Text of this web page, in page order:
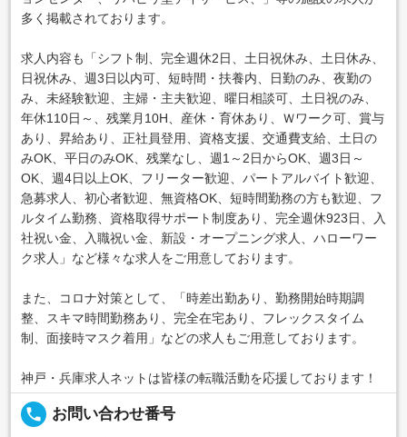
多く掲載されております。
求人内容も「シフト制、完全週休2日、土日祝休み、土日休み、
日祝休み、週3日以内可、短時間・扶養内、日勤のみ、夜勤の
み、未経験歓迎、主婦・主夫歓迎、曜日相談可、土日祝のみ、
年休110日～、残業月10H、産休・育休あり、Ｗワーク可、賞与
あり、昇給あり、正社員登用、資格支援、交通費支給、土日の
みOK、平日のみOK、残業なし、週1～2日からOK、週3日～
OK、週4日以上OK、フリーター歓迎、パートアルバイト歓迎、
急募求人、初心者歓迎、無資格OK、短時間勤務の方も歓迎、フ
ルタイム勤務、資格取得サポート制度あり、完全週休923日、入
社祝い金、入職祝い金、新設・オープニング求人、ハローワー
ク求人」など様々な求人をご用意しております。
また、コロナ対策として、「時差出勤あり、勤務開始時期調
整、スキマ時間勤務あり、完全在宅あり、フレックスタイム
制、面接時マスク着用」などの求人もご用意しております。
神戸・兵庫求人ネットは皆様の転職活動を応援しております！
local_phone お問い合わせ番号